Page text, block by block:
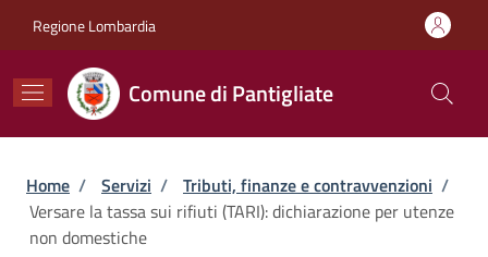
Regione Lombardia
Comune di Pantigliate
Briciole di pane
Home / Servizi / Tributi, finanze e contravvenzioni /
Versare la tassa sui rifiuti (TARI): dichiarazione per utenze
non domestiche